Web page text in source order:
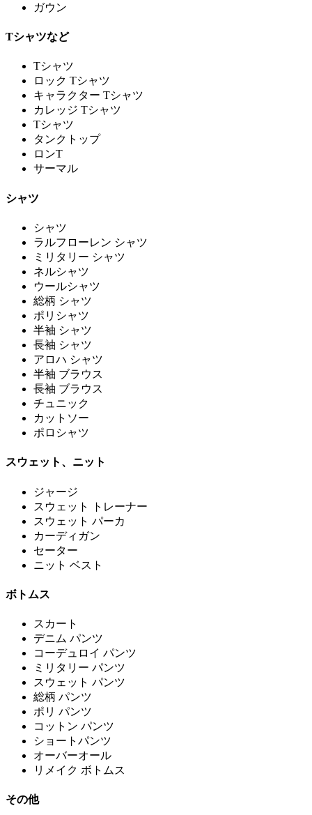
ガウン
Tシャツなど
Tシャツ
ロック Tシャツ
キャラクター Tシャツ
カレッジ Tシャツ
Tシャツ
タンクトップ
ロンT
サーマル
シャツ
シャツ
ラルフローレン シャツ
ミリタリー シャツ
ネルシャツ
ウールシャツ
総柄 シャツ
ポリシャツ
半袖 シャツ
長袖 シャツ
アロハ シャツ
半袖 ブラウス
長袖 ブラウス
チュニック
カットソー
ポロシャツ
スウェット、ニット
ジャージ
スウェット トレーナー
スウェット パーカ
カーディガン
セーター
ニット ベスト
ボトムス
スカート
デニム パンツ
コーデュロイ パンツ
ミリタリー パンツ
スウェット パンツ
総柄 パンツ
ポリ パンツ
コットン パンツ
ショートパンツ
オーバーオール
リメイク ボトムス
その他